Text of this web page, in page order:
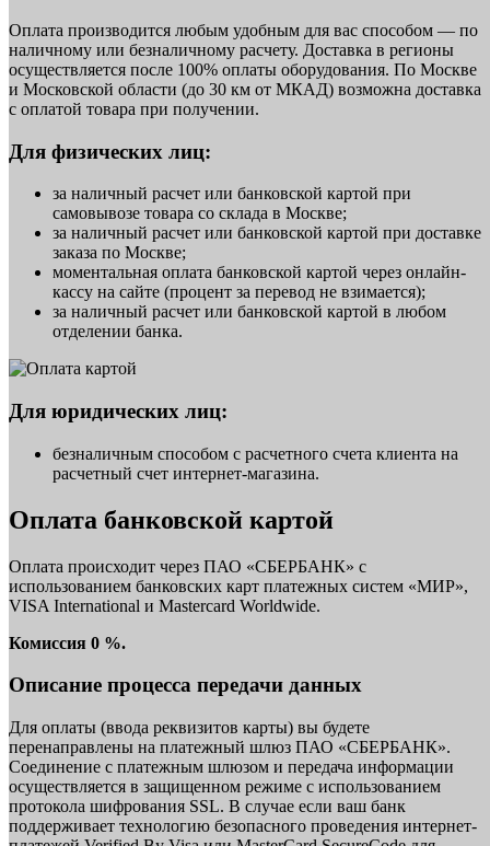
Оплата производится любым удобным для вас способом — по
наличному или безналичному расчету. Доставка в регионы
осуществляется после 100% оплаты оборудования. По Москве
и Московской области (до 30 км от МКАД) возможна доставка
с оплатой товара при получении.
Для физических лиц:
за наличный расчет или банковской картой при
самовывозе товара со склада в Москве;
за наличный расчет или банковской картой при доставке
заказа по Москве;
моментальная оплата банковской картой через онлайн-
кассу на сайте (процент за перевод не взимается);
за наличный расчет или банковской картой в любом
отделении банка.
Для юридических лиц:
безналичным способом с расчетного счета клиента на
расчетный счет интернет-магазина.
Оплата банковской картой
Оплата происходит через ПАО «СБЕРБАНК» с
использованием банковских карт платежных систем «МИР»,
VISA International и Mastercard Worldwide.
Комиссия 0 %.
Описание процесса передачи данных
Для оплаты (ввода реквизитов карты) вы будете
перенаправлены на платежный шлюз ПАО «СБЕРБАНК».
Соединение с платежным шлюзом и передача информации
осуществляется в защищенном режиме с использованием
протокола шифрования SSL. В случае если ваш банк
поддерживает технологию безопасного проведения интернет-